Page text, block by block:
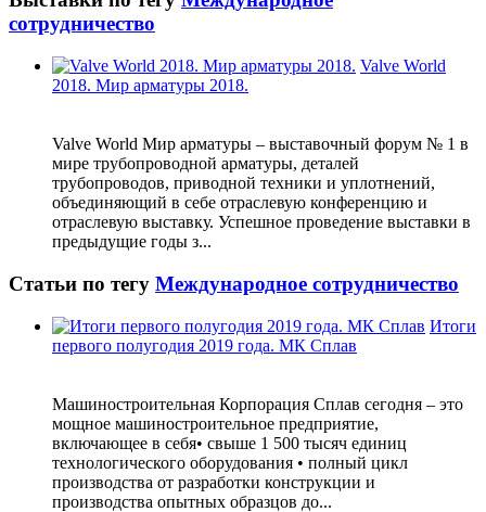
сотрудничество
Valve World
2018. Мир арматуры 2018.
Valve World Мир арматуры – выставочный форум № 1 в
мире трубопроводной арматуры, деталей
трубопроводов, приводной техники и уплотнений,
объединяющий в себе отраслевую конференцию и
отраслевую выставку. Успешное проведение выставки в
предыдущие годы з...
Статьи по тегу Международное сотрудничество
Итоги
первого полугодия 2019 года. МК Сплав
Машиностроительная Корпорация Сплав сегодня – это
мощное машиностроительное предприятие,
включающее в себя• свыше 1 500 тысяч единиц
технологического оборудования • полный цикл
производства от разработки конструкции и
производства опытных образцов до...